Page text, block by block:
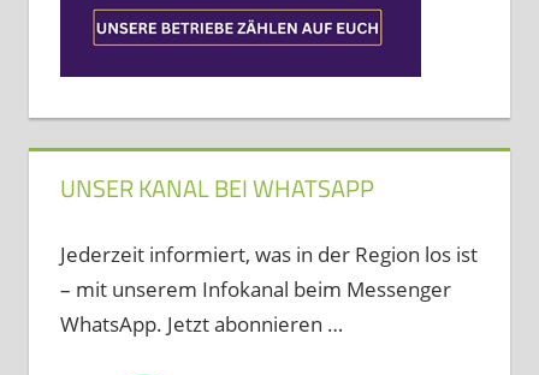
UNSER KANAL BEI WHATSAPP
Jederzeit informiert, was in der Region los ist
– mit unserem Infokanal beim Messenger
WhatsApp. Jetzt abonnieren …